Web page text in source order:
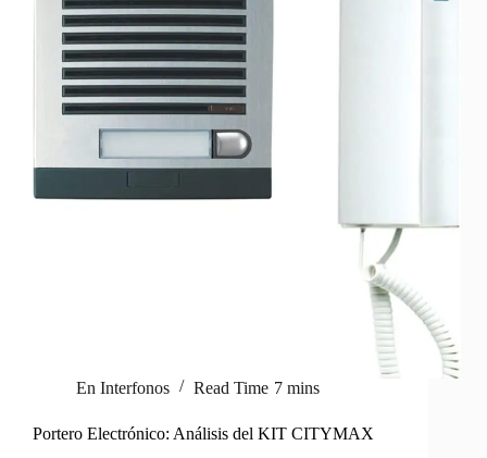
En Interfonos Read Time 7 mins
Portero Electrónico: Análisis del KIT CITYMAX